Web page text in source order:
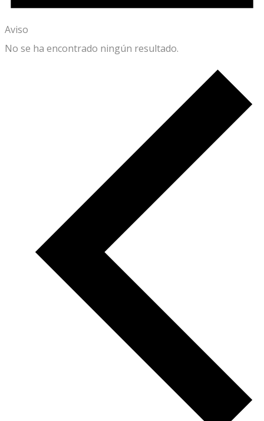
Aviso
No se ha encontrado ningún resultado.